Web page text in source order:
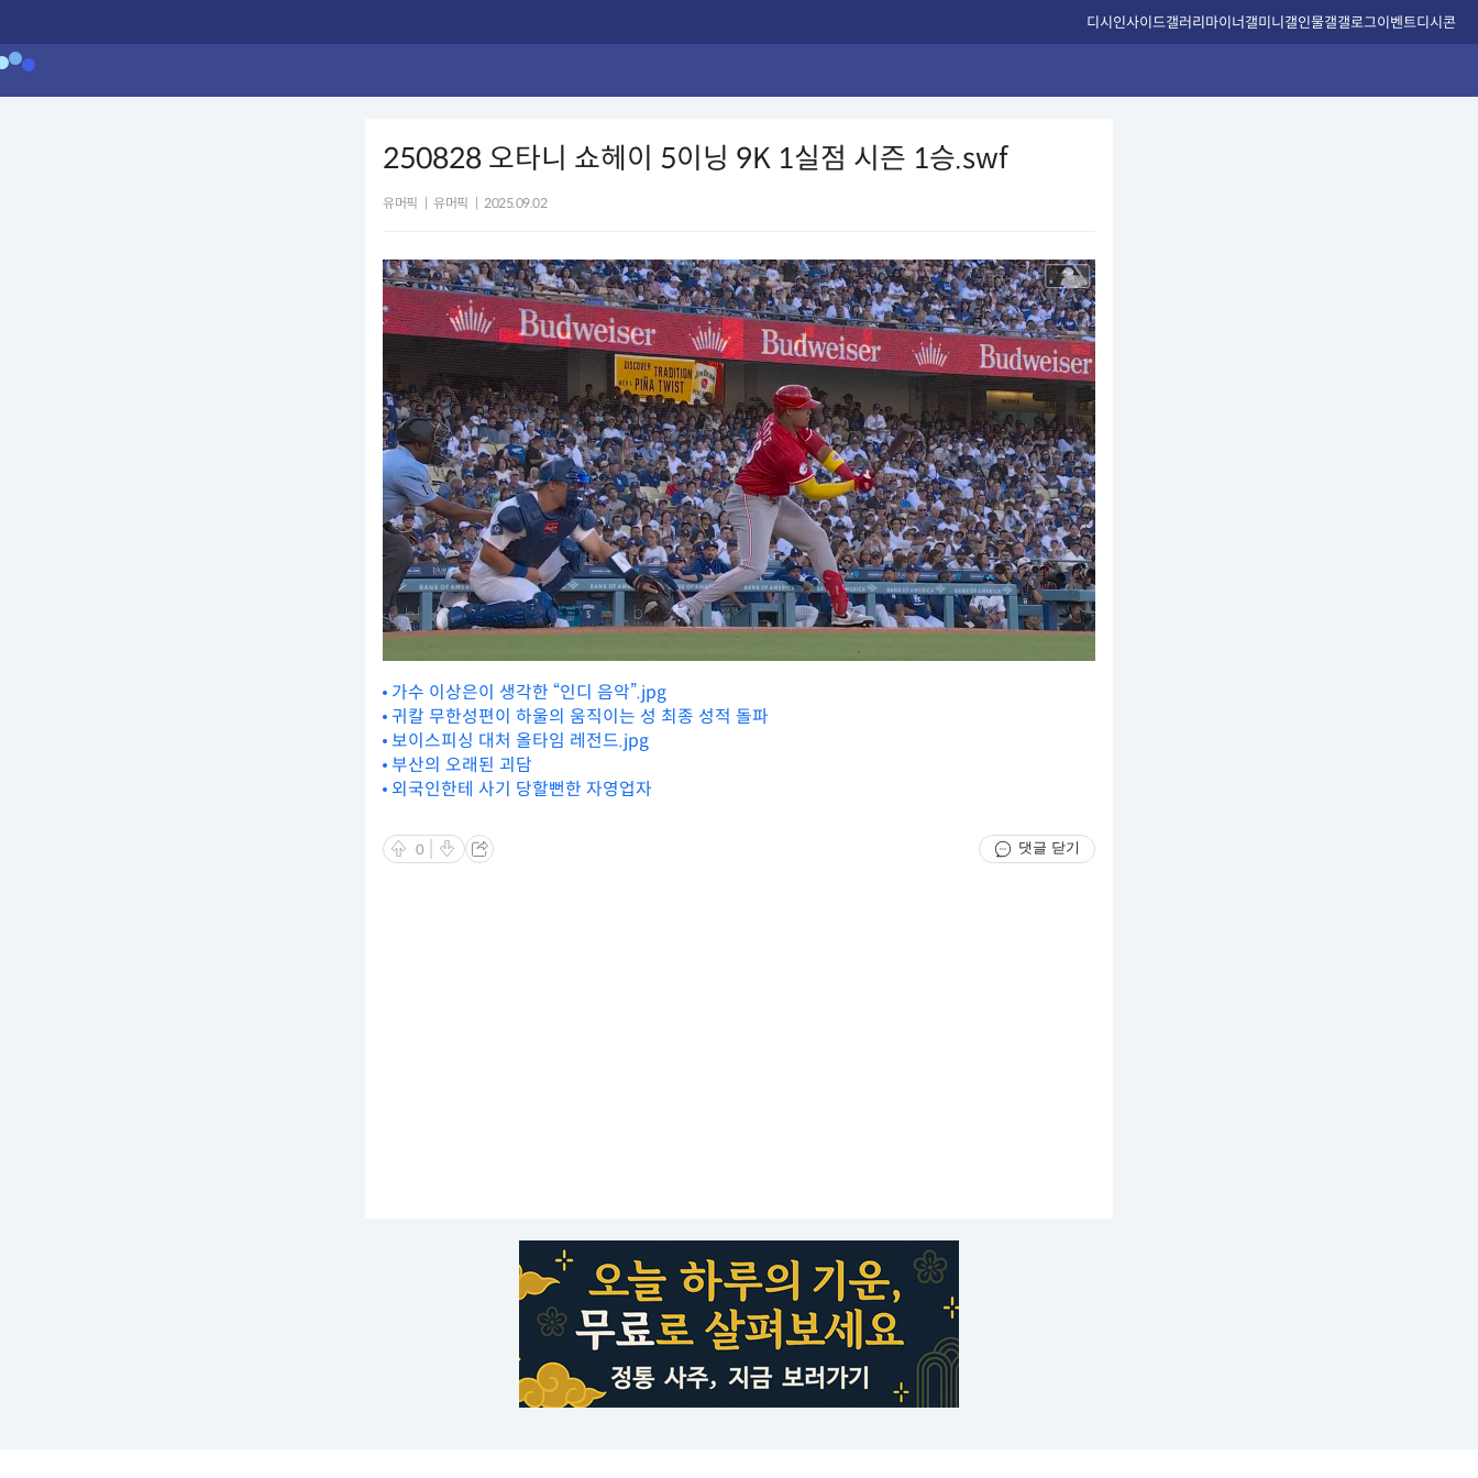
디시인사이드갤러리마이너갤미니갤인물갤갤로그이벤트디시콘
250828 오타니 쇼헤이 5이닝 9K 1실점 시즌 1승.swf
유머픽 유머픽 2025.09.02
가수 이상은이 생각한 “인디 음악”.jpg
귀칼 무한성편이 하울의 움직이는 성 최종 성적 돌파
보이스피싱 대처 올타임 레전드.jpg
부산의 오래된 괴담
외국인한테 사기 당할뻔한 자영업자
0 댓글 닫기